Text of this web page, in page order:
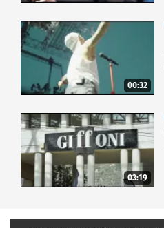
00:32
03:19